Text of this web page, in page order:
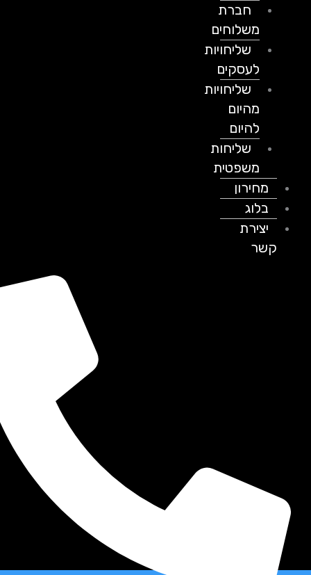
חברת
משלוחים
שליחויות
לעסקים
שליחויות
מהיום
להיום
שליחות
משפטית
מחירון
בלוג
יצירת
קשר